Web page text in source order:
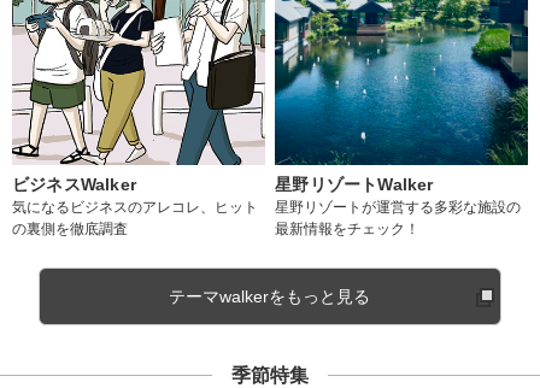
ビジネスWalker
気になるビジネスのアレコレ、ヒット
の裏側を徹底調査
星野リゾートWalker
星野リゾートが運営する多彩な施設の
最新情報をチェック！
テーマwalkerをもっと見る
季節特集